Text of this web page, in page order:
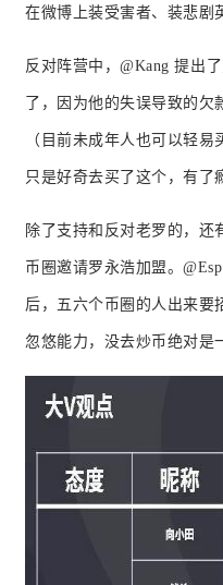
在微博上装受害者、装悲剧
反对阵营中，@Kang 提出
了，因为他的失误导致的
（目前未成年人也可以轻易
只是好奇去买了这个，有了
除了支持和反对老罗的，还
币圈邀请罗永浩加盟。
后，五六个币圈的人出来
忽悠能力，没去炒币绝对是